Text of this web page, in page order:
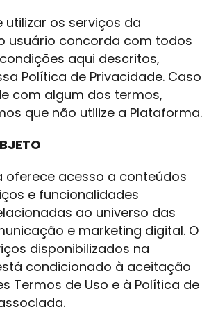
utilizar os serviços da
usuário concorda com todos
aqui descritos,
Política de Privacidade. Caso
com algum dos termos,
que não utilize a Plataforma.
oferece acesso a conteúdos
e funcionalidades
ao universo das
e marketing digital. O
disponibilizados na
condicionado à aceitação
Termos de Uso e à Política de